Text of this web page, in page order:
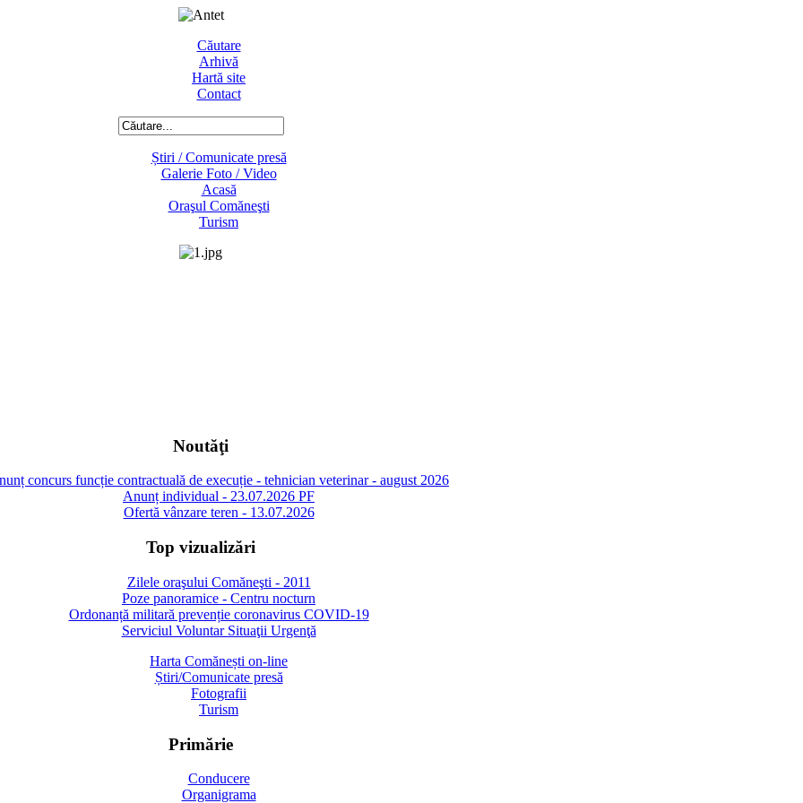
Căutare
Arhivă
Hartă site
Contact
Știri / Comunicate presă
Galerie Foto / Video
Acasă
Oraşul Comăneşti
Turism
Noutăţi
concurs funcție contractuală de execuție - tehnician veterinar - august 2026
Anunț individual - 23.07.2026 PF
Ofertă vânzare teren - 13.07.2026
Top vizualizări
Zilele oraşului Comăneşti - 2011
Poze panoramice - Centru nocturn
Ordonanță militară prevenție coronavirus COVID-19
Serviciul Voluntar Situaţii Urgenţă
Harta Comănești on-line
Știri/Comunicate presă
Fotografii
Turism
Primărie
Conducere
Organigrama